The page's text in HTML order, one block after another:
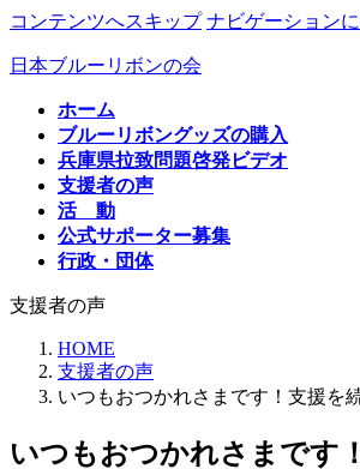
コンテンツへスキップ ナビゲーション
日本ブルーリボンの会
ホーム
ブルーリボングッズの購入
兵庫県拉致問題啓発ビデオ
支援者の声
活 動
公式サポーター募集
行政・団体
支援者の声
HOME
支援者の声
いつもおつかれさまです！支援を
いつもおつかれさまです